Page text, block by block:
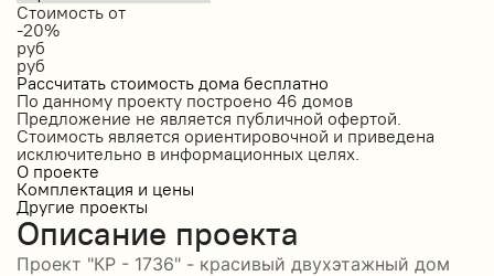
Стоимость от
-20%
руб
руб
Рассчитать стоимость дома бесплатно
По данному проекту построено 46 домов
Предложение не является публичной офертой.
Стоимость является ориентировочной и приведена
исключительно в информационных целях.
О проекте
Комплектация и цены
Другие проекты
Описание проекта
Проект "КР - 1736" - красивый двухэтажный дом